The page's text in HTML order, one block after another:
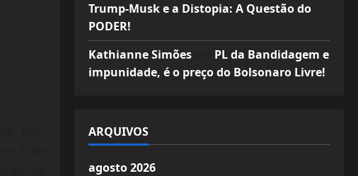
Trump-Musk e a Distopia: A Questão do
PODER!
Kathianne Simõesem PL da Bandidagem e
impunidade, é o preço do Bolsonaro Livre!
ARQUIVOS
agosto 2026